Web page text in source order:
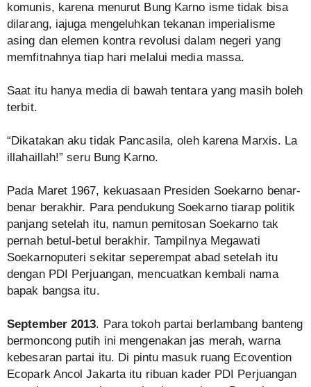
komunis, karena menurut Bung Karno isme tidak bisa
dilarang, iajuga mengeluhkan tekanan imperialisme
asing dan elemen kontra revolusi dalam negeri yang
memfitnahnya tiap hari melalui media massa.
Saat itu hanya media di bawah tentara yang masih boleh
terbit.
“Dikatakan aku tidak Pancasila, oleh karena Marxis. La
illahaillah!” seru Bung Karno.
Pada Maret 1967, kekuasaan Presiden Soekarno benar-
benar berakhir. Para pendukung Soekarno tiarap politik
panjang setelah itu, namun pemitosan Soekarno tak
pernah betul-betul berakhir. Tampilnya Megawati
Soekarnoputeri sekitar seperempat abad setelah itu
dengan PDI Perjuangan, mencuatkan kembali nama
bapak bangsa itu.
September 2013. Para tokoh partai berlambang banteng
bermoncong putih ini mengenakan jas merah, warna
kebesaran partai itu. Di pintu masuk ruang Ecovention
Ecopark Ancol Jakarta itu ribuan kader PDI Perjuangan